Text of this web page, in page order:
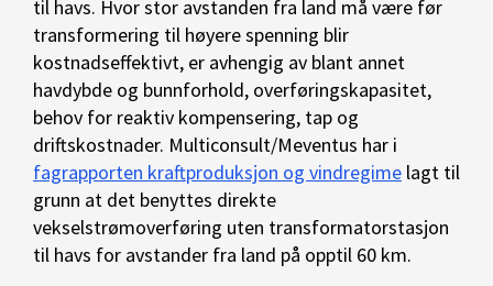
til havs. Hvor stor avstanden fra land må være før
transformering til høyere spenning blir
kostnadseffektivt, er avhengig av blant annet
havdybde og bunnforhold, overføringskapasitet,
behov for reaktiv kompensering, tap og
driftskostnader. Multiconsult/Meventus har i
fagrapporten kraftproduksjon og vindregime lagt til
grunn at det benyttes direkte
vekselstrømoverføring uten transformatorstasjon
til havs for avstander fra land på opptil 60 km.